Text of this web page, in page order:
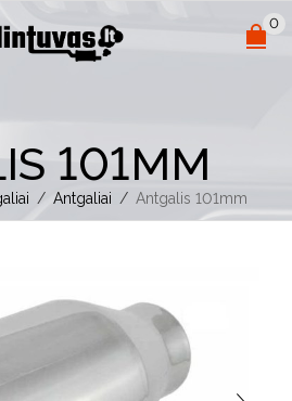
0
101MM
/ Antgaliai / Antgalis 101mm